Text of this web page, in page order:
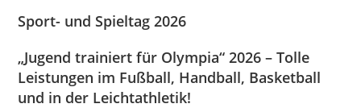
Sport- und Spieltag 2026
„Jugend trainiert für Olympia“ 2026 – Tolle
Leistungen im Fußball, Handball, Basketball
und in der Leichtathletik!